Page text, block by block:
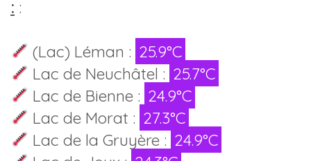
: :
(Lac) Léman : 25.9°C
Lac de Neuchâtel : 25.7°C
Lac de Bienne : 24.9°C
Lac de Morat : 27.3°C
Lac de la Gruyère : 24.9°C